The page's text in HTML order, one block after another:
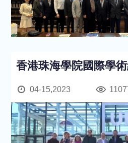
香港珠海學院國際學
04-15,2023